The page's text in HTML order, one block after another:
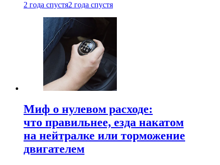
2 года спустя2 года спустя
Миф о нулевом расходе:
что правильнее, езда накатом
на нейтралке или торможение
двигателем